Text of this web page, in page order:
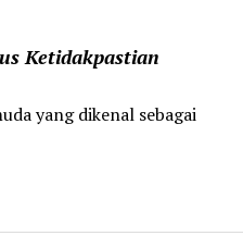
Ketidakpastian
yang dikenal sebagai